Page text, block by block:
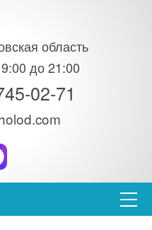
область
до 21:00
02-71